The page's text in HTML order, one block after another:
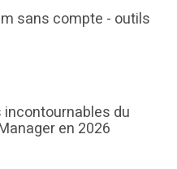
sans compte - outils
du
en 2026